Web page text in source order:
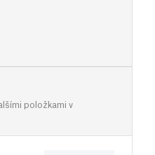
položkami v